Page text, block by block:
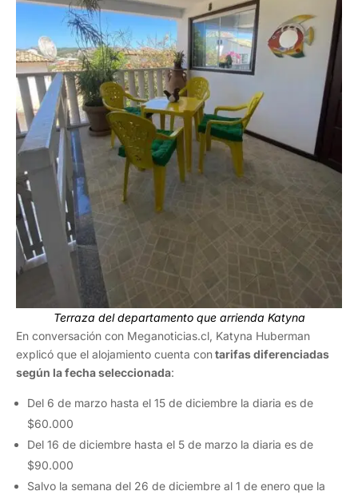
Terraza del departamento que arrienda Katyna
En conversación con Meganoticias.cl, Katyna Huberman
explicó que el alojamiento cuenta contarifas diferenciadas
según la fecha seleccionada:
Del 6 de marzo hasta el 15 de diciembre la diaria es de
$60.000
Del 16 de diciembre hasta el 5 de marzo la diaria es de
$90.000
Salvo la semana del 26 de diciembre al 1 de enero que la